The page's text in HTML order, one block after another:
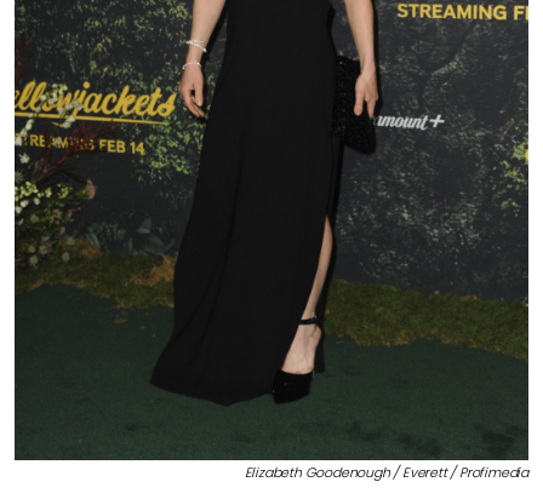
Elizabeth Goodenough / Everett / Profimedia